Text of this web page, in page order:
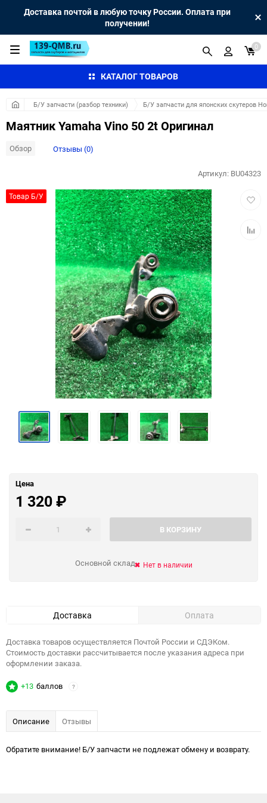
Доставка почтой в любую точку России. Оплата при
получении!
КАТАЛОГ ТОВАРОВ
0
Б/У запчасти (разбор техники) Б/У запчасти для японских скутеров
Маятник Yamaha Vino 50 2t Оригинал
Обзор Отзывы (0)
Товар Б/У
Артикул: BU04323
Цена
1 320₽
В КОРЗИНУ
Основной склад Нет в наличии
Доставка Оплата
Доставка товаров осуществляется Почтой России и СДЭКом.
Стоимость доставки рассчитывается после указания адреса при
оформлении заказа.
+13 баллов ?
Описание Отзывы
Обратите внимание! Б/У запчасти не подлежат обмену и возврату.